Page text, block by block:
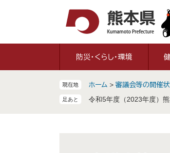
防災・くらし・環境
現在地 ホーム > 審議会等の開催
令和5年度（2023年度）